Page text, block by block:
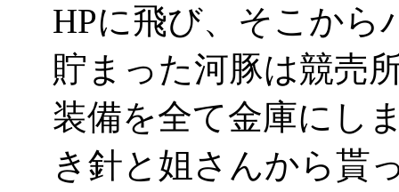
HPに飛び、そこから
貯まった河豚は競売
装備を全て金庫にし
き針と姐さんから貰